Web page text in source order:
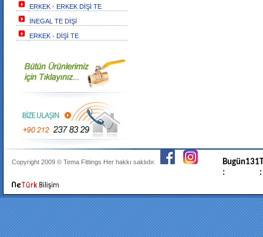
ERKEK - ERKEK DİŞİ TE
İNEGAL TE DİŞİ
ERKEK - DİŞİ TE
Copyright 2009 © Tema Fittings Her hakkı saklıdır.
Bugün
:
131
: